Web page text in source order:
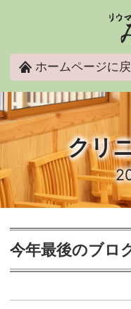
ホームページに
クリ
今年最後のブロ